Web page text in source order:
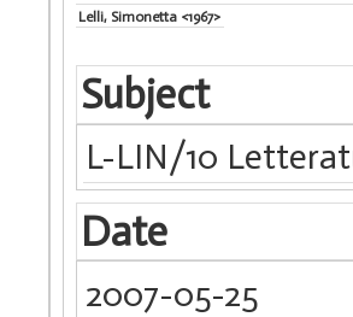
Lelli, Simonetta <1967>
Subject
L-LIN/10
Date
2007-05-25